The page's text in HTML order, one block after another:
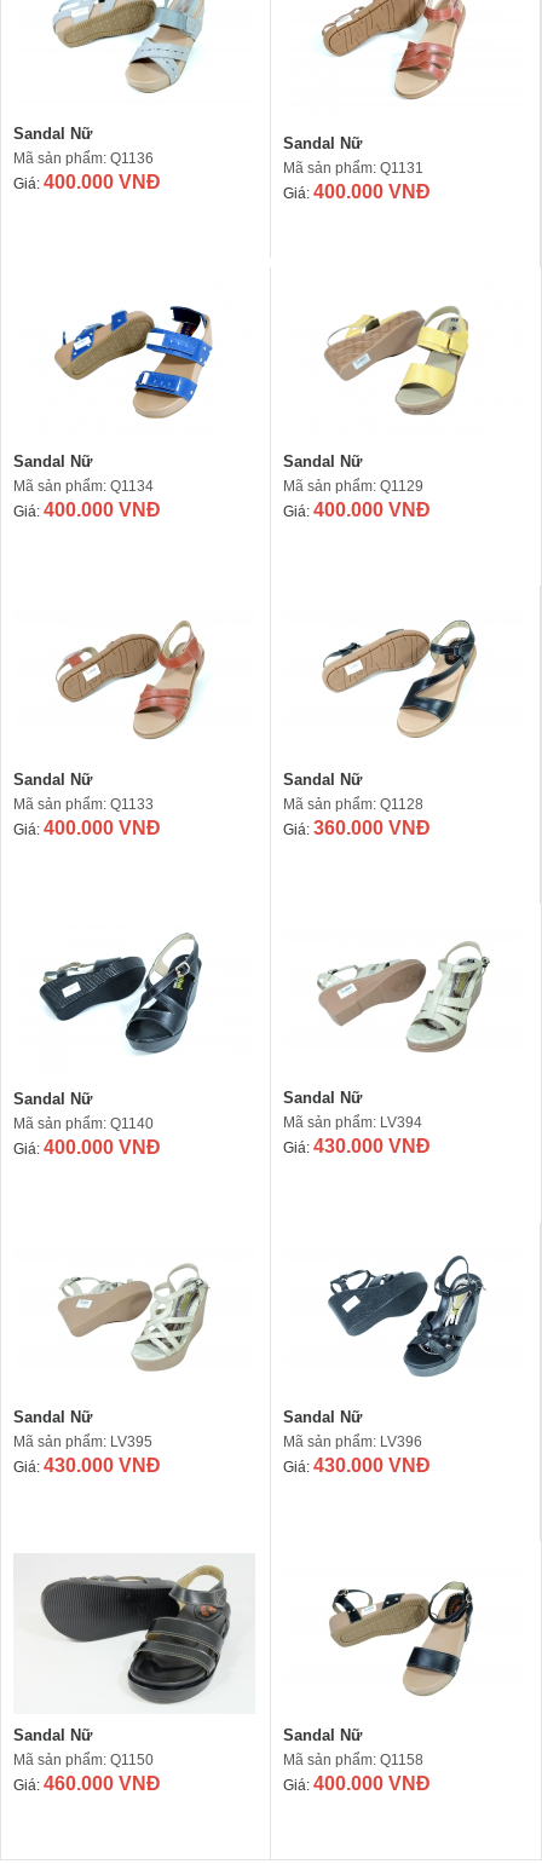
Sandal Nữ
Mã sản phẩm: Q1136
Giá: 400.000 VNĐ
Sandal Nữ
Mã sản phẩm: Q1131
Giá: 400.000 VNĐ
Sandal Nữ
Mã sản phẩm: Q1134
Giá: 400.000 VNĐ
Sandal Nữ
Mã sản phẩm: Q1129
Giá: 400.000 VNĐ
Sandal Nữ
Mã sản phẩm: Q1133
Giá: 400.000 VNĐ
Sandal Nữ
Mã sản phẩm: Q1128
Giá: 360.000 VNĐ
Sandal Nữ
Mã sản phẩm: Q1140
Giá: 400.000 VNĐ
Sandal Nữ
Mã sản phẩm: LV394
Giá: 430.000 VNĐ
Sandal Nữ
Mã sản phẩm: LV395
Giá: 430.000 VNĐ
Sandal Nữ
Mã sản phẩm: LV396
Giá: 430.000 VNĐ
Sandal Nữ
Mã sản phẩm: Q1150
Giá: 460.000 VNĐ
Sandal Nữ
Mã sản phẩm: Q1158
Giá: 400.000 VNĐ